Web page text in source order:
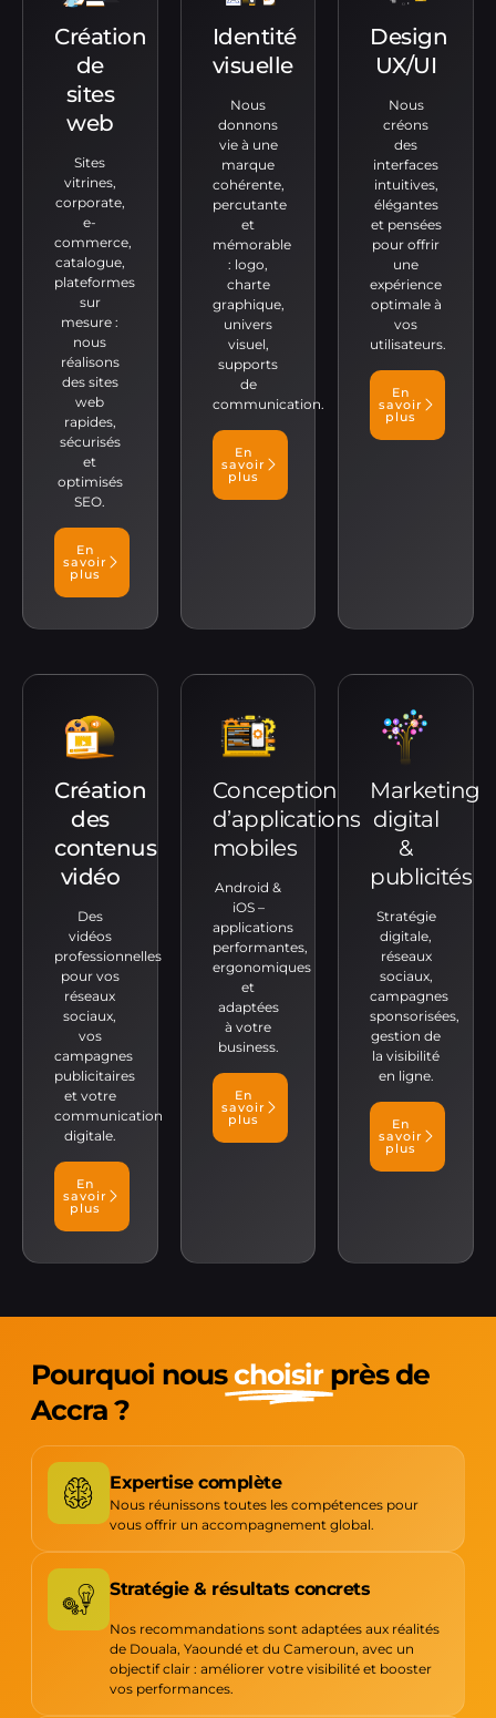
Création
de
sites
web
Sites
vitrines,
corporate,
e-
commerce,
catalogue,
plateformes
sur
mesure :
nous
réalisons
des sites
web
rapides,
sécurisés
et
optimisés
SEO.
En
savoir
plus
Identité
visuelle
Nous
donnons
vie à une
marque
cohérente,
percutante
et
mémorable
: logo,
charte
graphique,
univers
visuel,
supports
de
communication.
En
savoir
plus
Design
UX/UI
Nous
créons
des
interfaces
intuitives,
élégantes
et pensées
pour offrir
une
expérience
optimale à
vos
utilisateurs.
En
savoir
plus
Création
des
contenus
vidéo
Des
vidéos
professionnelles
pour vos
réseaux
sociaux,
vos
campagnes
publicitaires
et votre
communication
digitale.
En
savoir
plus
Conception
d’applications
mobiles
Android &
iOS –
applications
performantes,
ergonomiques
et
adaptées
à votre
business.
En
savoir
plus
Marketing
digital
&
publicités
Stratégie
digitale,
réseaux
sociaux,
campagnes
sponsorisées,
gestion de
la visibilité
en ligne.
En
savoir
plus
Pourquoi nouschoisir près de
Accra ?
Expertise complète
Nous réunissons toutes les compétences pour
vous offrir un accompagnement global.
Stratégie & résultats concrets
Nos recommandations sont adaptées aux réalités
de Douala, Yaoundé et du Cameroun, avec un
objectif clair : améliorer votre visibilité et booster
vos performances.